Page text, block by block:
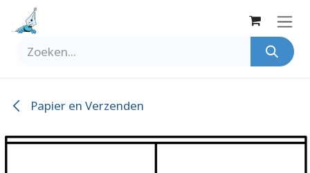
Overslaan naar inhoud
Papier en Verzenden